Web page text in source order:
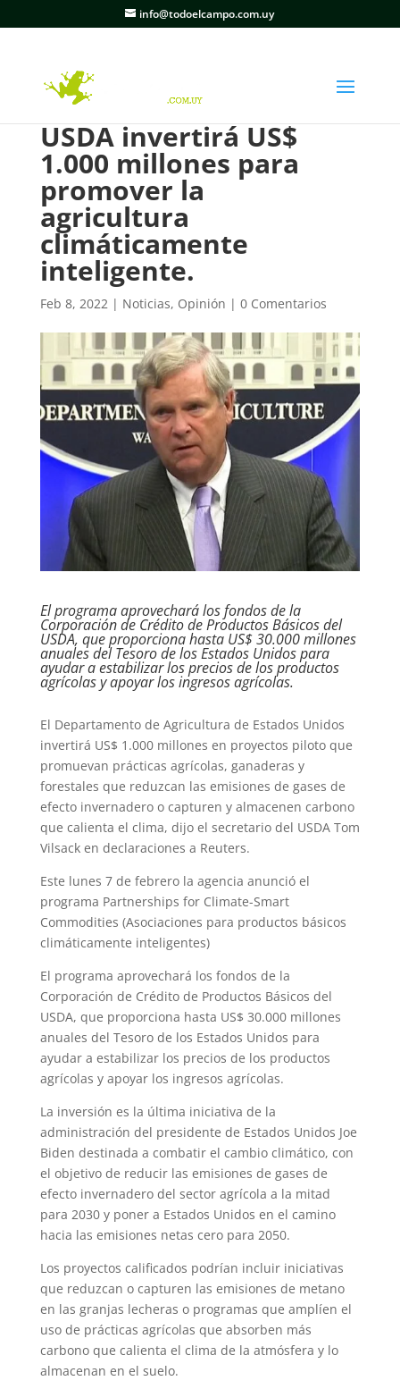
info@todoelcampo.com.uy
USDA invertirá US$
1.000 millones para
promover la
agricultura
climáticamente
inteligente.
Feb 8, 2022| Noticias, Opinión | 0 Comentarios
El programa aprovechará los fondos de la
Corporación de Crédito de Productos Básicos del
USDA, que proporciona hasta US$ 30.000 millones
anuales del Tesoro de los Estados Unidos para
ayudar a estabilizar los precios de los productos
agrícolas y apoyar los ingresos agrícolas.
El Departamento de Agricultura de Estados Unidos
invertirá US$ 1.000 millones en proyectos piloto que
promuevan prácticas agrícolas, ganaderas y
forestales que reduzcan las emisiones de gases de
efecto invernadero o capturen y almacenen carbono
que calienta el clima, dijo el secretario del USDA Tom
Vilsack en declaraciones a Reuters.
Este lunes 7 de febrero la agencia anunció el
programa Partnerships for Climate-Smart
Commodities (Asociaciones para productos básicos
climáticamente inteligentes)
El programa aprovechará los fondos de la
Corporación de Crédito de Productos Básicos del
USDA, que proporciona hasta US$ 30.000 millones
anuales del Tesoro de los Estados Unidos para
ayudar a estabilizar los precios de los productos
agrícolas y apoyar los ingresos agrícolas.
La inversión es la última iniciativa de la
administración del presidente de Estados Unidos Joe
Biden destinada a combatir el cambio climático, con
el objetivo de reducir las emisiones de gases de
efecto invernadero del sector agrícola a la mitad
para 2030 y poner a Estados Unidos en el camino
hacia las emisiones netas cero para 2050.
Los proyectos calificados podrían incluir iniciativas
que reduzcan o capturen las emisiones de metano
en las granjas lecheras o programas que amplíen el
uso de prácticas agrícolas que absorben más
carbono que calienta el clima de la atmósfera y lo
almacenan en el suelo.